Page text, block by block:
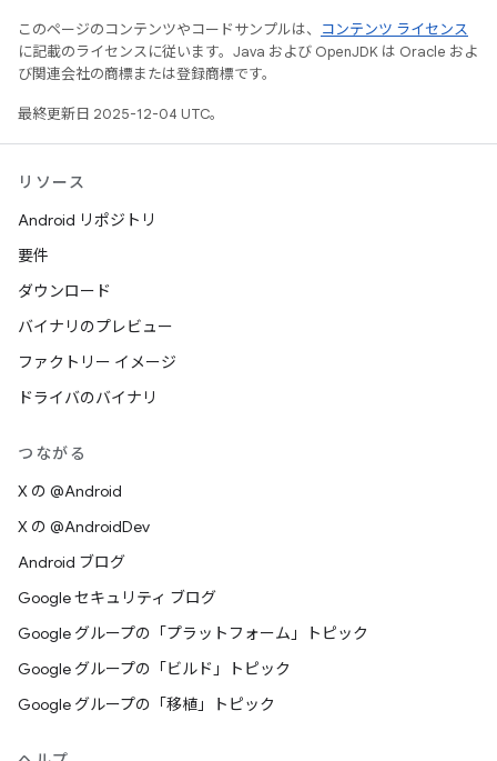
このページのコンテンツやコードサンプルは、
コンテンツ ライセンス
に記載のライセンスに従います。Java および OpenJDK は Oracle およ
び関連会社の商標または登録商標です。
最終更新日 2025-12-04 UTC。
リソース
Android リポジトリ
要件
ダウンロード
バイナリのプレビュー
ファクトリー イメージ
ドライバのバイナリ
つながる
X の @Android
X の @AndroidDev
Android ブログ
Google セキュリティ ブログ
Google グループの「プラットフォーム」トピック
Google グループの「ビルド」トピック
Google グループの「移植」トピック